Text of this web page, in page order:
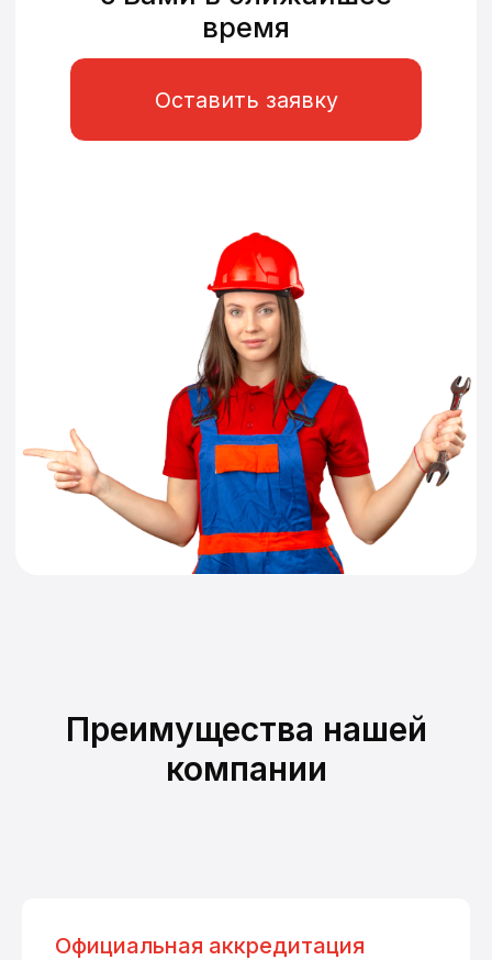
Преимущества нашей
компании
Официальная аккредитация